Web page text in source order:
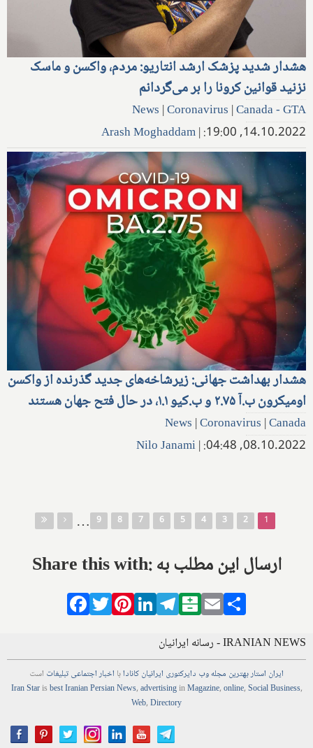
هشدار شدید پزشک ارشد انتاریو: مردم، واکسن و ماسک
نزنید قوانین کرونا را بر می‌گردانم
News |Coronavirus |Canada - GTA
14.10.2022, 19:00:
|
Arash Moghaddam
هشدار بهداشت جهانی: زیرشاخه‌های جدید گذرنده از واکسن
اومیکرون ب.آ ۲.۷۵ و ب.کیو ۱.۱، در حال فتح جهان هستند
News |Coronavirus |Canada
08.10.2022, 04:48:
|
Nilo Janami
1
2
3
4
5
6
7
8
9
…
Share this with: ارسال این مطلب به
Facebook
TwitterPinterestLinkedIn
Telegram
Balatarin
Email
IRANIAN NEWS - رسانه ایرانیان
ایران استاربهترین مجلهوب دایرکتوری ایرانیان کانادابا اخباراجتماعیتبلیغات است
Iran Starisbest Iranian PersianNews,advertisinginMagazine,online,Social Business,
Web,Directory